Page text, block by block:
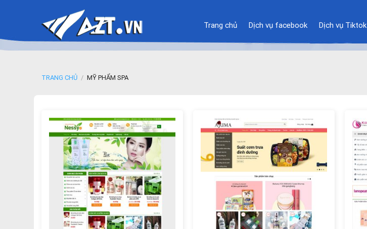
Trang chủ Dịch vụ facebook Dịch vụ Tiktok
TRANG CHỦ / MỸ PHẨM SPA